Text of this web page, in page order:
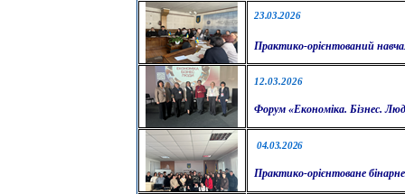
23.03.2026
Практико-орієнтований
12.03.2026
Форум «Економіка. Бізнес.
04.03.2026
Практико-орієнтоване